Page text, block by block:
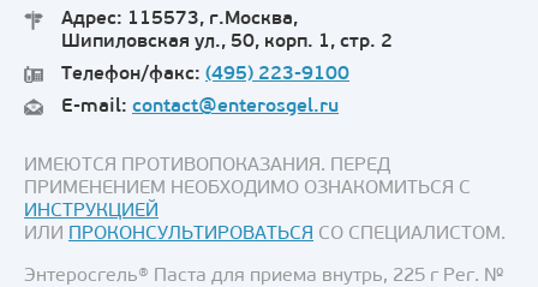
Адрес: 115573, г.Москва,
Шипиловская ул., 50, корп. 1, стр. 2
Телефон/факс: (495) 223-9100
E-mail: contact@enterosgel.ru
ИМЕЮТСЯ ПРОТИВОПОКАЗАНИЯ. ПЕРЕД
ПРИМЕНЕНИЕМ НЕОБХОДИМО ОЗНАКОМИТЬСЯ С
ИНСТРУКЦИЕЙ
ИЛИ ПРОКОНСУЛЬТИРОВАТЬСЯ СО СПЕЦИАЛИСТОМ.
Энтеросгель® Паста для приема внутрь, 225 г Рег. №